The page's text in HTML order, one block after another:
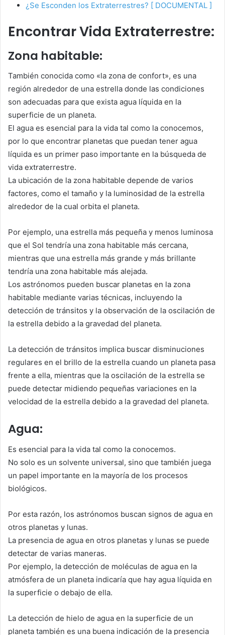
¿Se Esconden los Extraterrestres? [ DOCUMENTAL ]
Encontrar Vida Extraterrestre:
Zona habitable:
También conocida como «la zona de confort», es una
región alrededor de una estrella donde las condiciones
son adecuadas para que exista agua líquida en la
superficie de un planeta.
El agua es esencial para la vida tal como la conocemos,
por lo que encontrar planetas que puedan tener agua
líquida es un primer paso importante en la búsqueda de
vida extraterrestre.
La ubicación de la zona habitable depende de varios
factores, como el tamaño y la luminosidad de la estrella
alrededor de la cual orbita el planeta.
Por ejemplo, una estrella más pequeña y menos luminosa
que el Sol tendría una zona habitable más cercana,
mientras que una estrella más grande y más brillante
tendría una zona habitable más alejada.
Los astrónomos pueden buscar planetas en la zona
habitable mediante varias técnicas, incluyendo la
detección de tránsitos y la observación de la oscilación de
la estrella debido a la gravedad del planeta.
La detección de tránsitos implica buscar disminuciones
regulares en el brillo de la estrella cuando un planeta pasa
frente a ella, mientras que la oscilación de la estrella se
puede detectar midiendo pequeñas variaciones en la
velocidad de la estrella debido a la gravedad del planeta.
Agua:
Es esencial para la vida tal como la conocemos.
No solo es un solvente universal, sino que también juega
un papel importante en la mayoría de los procesos
biológicos.
Por esta razón, los astrónomos buscan signos de agua en
otros planetas y lunas.
La presencia de agua en otros planetas y lunas se puede
detectar de varias maneras.
Por ejemplo, la detección de moléculas de agua en la
atmósfera de un planeta indicaría que hay agua líquida en
la superficie o debajo de ella.
La detección de hielo de agua en la superficie de un
planeta también es una buena indicación de la presencia